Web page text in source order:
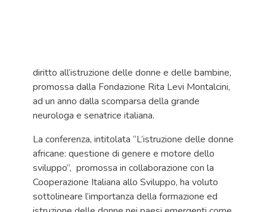
diritto all’istruzione delle donne e delle bambine,
promossa dalla Fondazione Rita Levi Montalcini,
ad un anno dalla scomparsa della grande
neurologa e senatrice italiana.
La conferenza, intitolata “L’istruzione delle donne
africane: questione di genere e motore dello
sviluppo”, promossa in collaborazione con la
Cooperazione Italiana allo Sviluppo, ha voluto
sottolineare l’importanza della formazione ed